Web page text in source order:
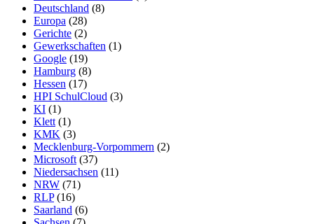
Deutschland (8)
Europa (28)
Gerichte (2)
Gewerkschaften (1)
Google (19)
Hamburg (8)
Hessen (17)
HPI SchulCloud (3)
KI (1)
Klett (1)
KMK (3)
Mecklenburg-Vorpommern (2)
Microsoft (37)
Niedersachsen (11)
NRW (71)
RLP(16)
Saarland (6)